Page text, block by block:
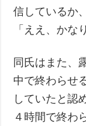
信しているか
「ええ、かな
同氏はまた、
中で終わらせ
していたと認
４時間で終わ